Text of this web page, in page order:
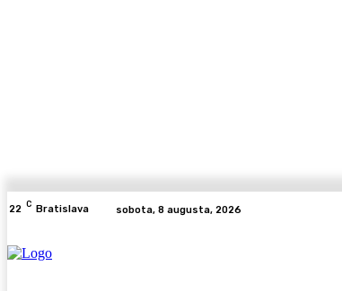
22 C Bratislava sobota, 8 augusta, 2026